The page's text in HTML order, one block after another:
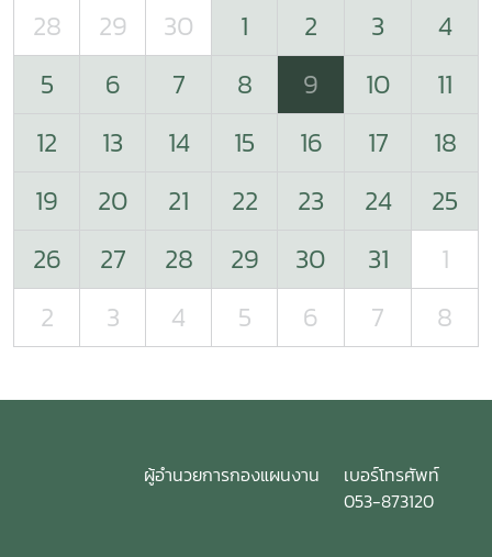
28
29 30 1 2 3
4
5
6 7 8 9 10
11
12
13 14 15 16 17
18
19
20 21 22 23 24
25
26
27 28 29 30 31
1
2
3 4 5 6 7 8
ผู้อำนวยการกองแผนงาน
เบอร์โทรศัพท์
053-873120